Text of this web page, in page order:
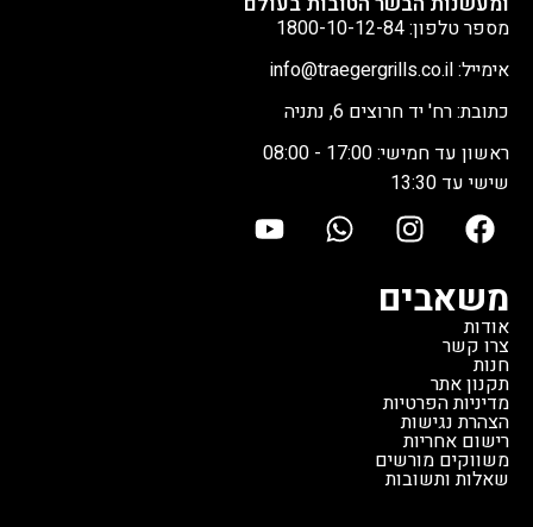
מספר טלפון: 1800-10-12-84
אימייל: info@traegergrills.co.il
כתובת: רח' יד חרוצים 6, נתניה
ראשון עד חמישי: 17:00 - 08:00
שישי עד 13:30
משאבים
אודות
צרו קשר
חנות
תקנון אתר
מדיניות הפרטיות
הצהרת נגישות
רישום אחריות
משווקים מורשים
שאלות ותשובות